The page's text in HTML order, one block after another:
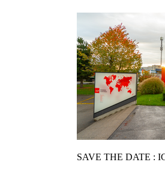
SAVE THE DATE :